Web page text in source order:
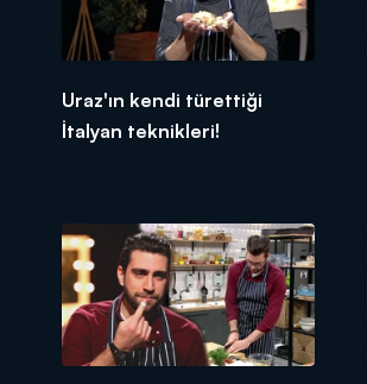
Uraz'ın kendi türettiği
İtalyan teknikleri!